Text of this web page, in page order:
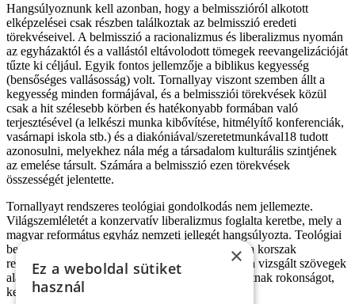
Hangsúlyoznunk kell azonban, hogy a belmisszióról alkotott
elképzelései csak részben találkoztak az belmisszió eredeti
törekvéseivel. A belmisszió a racionalizmus és liberalizmus nyomán
az egyházaktól és a vallástól eltávolodott tömegek reevangelizációját
tűzte ki céljául. Egyik fontos jellemzője a biblikus kegyesség
(bensőséges vallásosság) volt. Tornallyay viszont szemben állt a
kegyesség minden formájával, és a belmissziói törekvések közül
csak a hit szélesebb körben és hatékonyabb formában való
terjesztésével (a lelkészi munka kibővítése, hitmélyítő konferenciák,
vasárnapi iskola stb.) és a diakóniával/szeretetmunkával18 tudott
azonosulni, melyekhez nála még a társadalom kulturális szintjének
az emelése társult. Számára a belmisszió ezen törekvések
összességét jelentette.
Tornallyayt rendszeres teológiai gondolkodás nem jellemezte.
Világszemléletét a konzervatív liberalizmus foglalta keretbe, mely a
magyar református egyház nemzeti jellegét hangsúlyozta. Teológiai
beállítottságát nem lehet egyértelműen besorolni a korszak
református teológia irányzatainak egyikébe sem; a vizsgált szövegek
alapján leginkább a történeti kálvinizmussal mutatnak rokonságot,
keveredve a liberális teológia elemeivel.19
×
Ez a weboldal sütiket
használ